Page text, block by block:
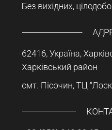
Без вихідних,
62416, Україна,
Харківський район
смт. Пісочин, ТЦ